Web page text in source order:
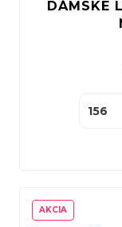
DÁMSKE
156
AKCIA